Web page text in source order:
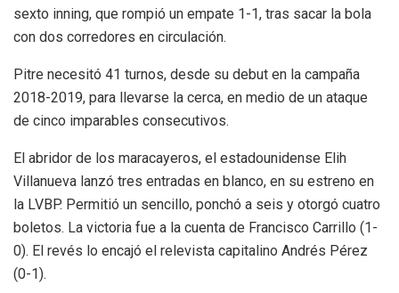
sexto inning, que rompió un empate 1-1, tras sacar la bola
con dos corredores en circulación.
Pitre necesitó 41 turnos, desde su debut en la campaña
2018-2019, para llevarse la cerca, en medio de un ataque
de cinco imparables consecutivos.
El abridor de los maracayeros, el estadounidense Elih
Villanueva lanzó tres entradas en blanco, en su estreno en
la LVBP. Permitió un sencillo, ponchó a seis y otorgó cuatro
boletos. La victoria fue a la cuenta de Francisco Carrillo (1-
0). El revés lo encajó el relevista capitalino Andrés Pérez
(0-1).